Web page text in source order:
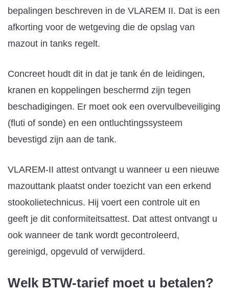
bepalingen beschreven in de VLAREM II. Dat is een
afkorting voor de wetgeving die de opslag van
mazout in tanks regelt.
Concreet houdt dit in dat je tank én de leidingen,
kranen en koppelingen beschermd zijn tegen
beschadigingen. Er moet ook een overvulbeveiliging
(fluti of sonde) en een ontluchtingssysteem
bevestigd zijn aan de tank.
VLAREM-II attest ontvangt u wanneer u een nieuwe
mazouttank plaatst onder toezicht van een erkend
stookolietechnicus. Hij voert een controle uit en
geeft je dit conformiteitsattest. Dat attest ontvangt u
ook wanneer de tank wordt gecontroleerd,
gereinigd, opgevuld of verwijderd.
Welk BTW-tarief moet u betalen?